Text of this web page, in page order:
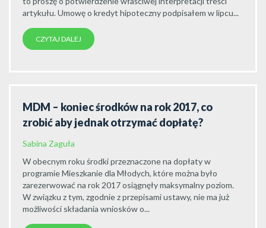
artykułu. Umowę o kredyt hipoteczny podpisałem w lipcu...
CZYTAJ DALEJ
MDM – koniec środków na rok 2017, co
zrobić aby jednak otrzymać dopłatę?
Sabina Zaguła
W obecnym roku środki przeznaczone na dopłaty w
programie Mieszkanie dla Młodych, które można było
zarezerwować na rok 2017 osiągnęły maksymalny poziom.
W związku z tym, zgodnie z przepisami ustawy, nie ma już
możliwości składania wniosków o...